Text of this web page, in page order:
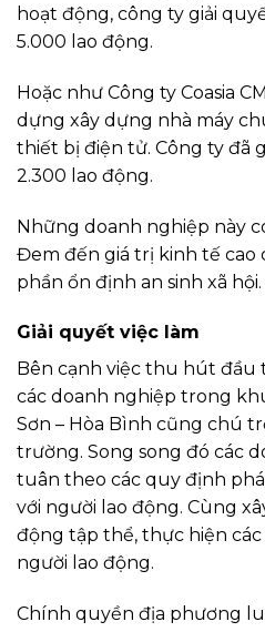
hoạt động, công ty giải
5.000 lao động.
Hoặc như Công ty Coasia
dựng xây dựng nhà máy
thiết bị điện tử. Công ty đã
2.300 lao động.
Những doanh nghiệp này
Đem đến giá trị kinh tế cao
phần ổn định an sinh xã hội.
Giải quyết việc làm
Bên cạnh việc thu hút đầu
các doanh nghiệp trong
Sơn – Hòa Bình cũng chú
trường. Song song đó các
tuân theo các quy định
với người lao động. Cùng
động tập thể, thực hiện
người lao động.
Chính quyền địa phương